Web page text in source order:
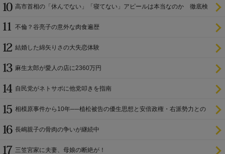
高市首相の「休んでない」「寝てない」アピールは本当なのか 徹底検
不倫？谷亮子の意外な肉食遍歴
結婚した綿矢りさの大失恋体験
麻生太郎が愛人の店に2360万円
自民党がネトサポに他党叩きを指南
相模原事件から10年──植松被告の優生思想と安倍政権・右派勢力との
長嶋親子の骨肉の争いが継続中
三笠宮家に夫妻、母娘の断絶が！